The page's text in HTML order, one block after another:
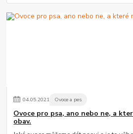
04.05.2021 Ovoce a pes
Ovoce pro psa, ano nebo ne, a
obav.